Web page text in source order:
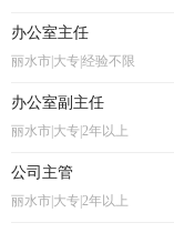
办公室主任
丽水市|大专|经验不限
办公室副主任
丽水市|大专|2年以上
公司主管
丽水市|大专|2年以上